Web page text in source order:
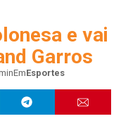
e vai
Garros
EmEsportes